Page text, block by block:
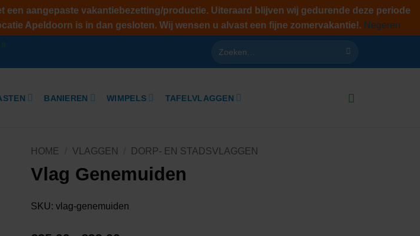
aangepaste vakantiebezetting/productie. Uiteraard blijven wij gedurende deze periode
Apeldoorn is in dan gesloten. Wij wensen u alvast een fijne zomervakantie!. Negeren
naar:
BANIEREN WIMPELS TAFELVLAGGEN
HOME VLAGGEN DORP- EN STADSVLAGGEN
Vlag Genemuiden
SKU: vlag-genemuiden